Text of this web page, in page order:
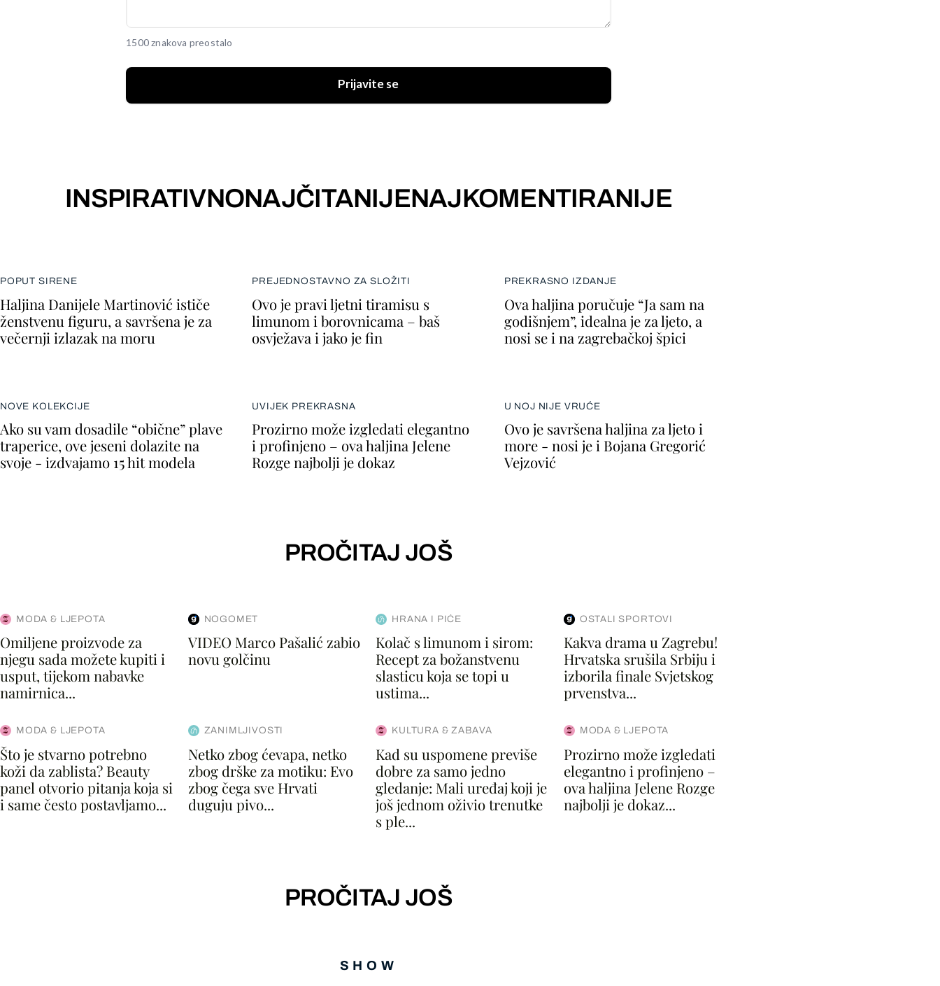
1500 znakova preostalo
Prijavite se
INSPIRATIVNONAJČITANIJENAJKOMENTIRANIJE
POPUT SIRENE
Haljina Danijele Martinović ističe
ženstvenu figuru, a savršena je za
večernji izlazak na moru
PREJEDNOSTAVNO ZA SLOŽITI
Ovo je pravi ljetni tiramisu s
limunom i borovnicama – baš
osvježava i jako je fin
PREKRASNO IZDANJE
Ova haljina poručuje “Ja sam na
godišnjem”, idealna je za ljeto, a
nosi se i na zagrebačkoj špici
NOVE KOLEKCIJE
Ako su vam dosadile “obične” plave
traperice, ove jeseni dolazite na
svoje - izdvajamo 15 hit modela
UVIJEK PREKRASNA
Prozirno može izgledati elegantno
i profinjeno – ova haljina Jelene
Rozge najbolji je dokaz
U NOJ NIJE VRUĆE
Ovo je savršena haljina za ljeto i
more - nosi je i Bojana Gregorić
Vejzović
PROČITAJ JOŠ
MODA & LJEPOTA
Omiljene proizvode za
njegu sada možete kupiti i
usput, tijekom nabavke
namirnica...
NOGOMET
VIDEO Marco Pašalić zabio
novu golčinu
HRANA I PIĆE
Kolač s limunom i sirom:
Recept za božanstvenu
slasticu koja se topi u
ustima...
OSTALI SPORTOVI
Kakva drama u Zagrebu!
Hrvatska srušila Srbiju i
izborila finale Svjetskog
prvenstva...
MODA & LJEPOTA
Što je stvarno potrebno
koži da zablista? Beauty
panel otvorio pitanja koja si
i same često postavljamo...
ZANIMLJIVOSTI
Netko zbog ćevapa, netko
zbog drške za motiku: Evo
zbog čega sve Hrvati
duguju pivo...
KULTURA & ZABAVA
Kad su uspomene previše
dobre za samo jedno
gledanje: Mali uređaj koji je
još jednom oživio trenutke
s ple...
MODA & LJEPOTA
Prozirno može izgledati
elegantno i profinjeno –
ova haljina Jelene Rozge
najbolji je dokaz...
PROČITAJ JOŠ
SHOW